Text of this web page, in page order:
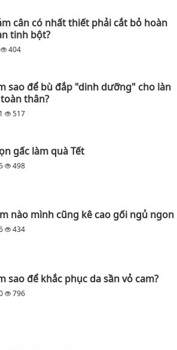
cân có nhất thiết phải cắt bỏ hoàn
tinh bột?
404
sao để bù đắp "dinh dưỡng" cho làn
thân?
517
gấc làm quà Tết
498
nào mình cũng kê cao gối ngủ ngon
434
sao để khắc phục da sần vỏ cam?
796